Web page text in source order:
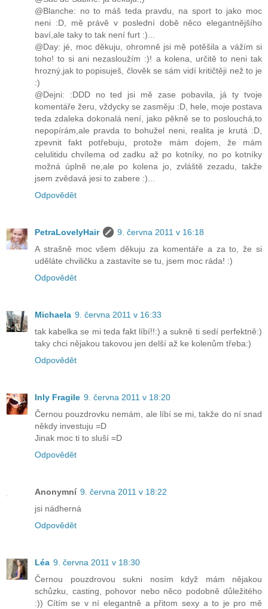
@Blanche: no to máš teda pravdu, na sport to jako moc
neni :D, mě právě v poslední době něco elegantnějšího
baví,ale taky to tak není furt :)...
@Day: jé, moc děkuju, ohromně jsi mě potěšila a vážím si
toho! to si ani nezasloužím :)! a kolena, určitě to neni tak
hrozný,jak to popisuješ, člověk se sám vidí kritičtěji než to je
:)
@Dejni: :DDD no ted jsi mě zase pobavila, já ty tvoje
komentáře žeru, vždycky se zasměju :D, hele, moje postava
teda zdaleka dokonalá není, jako pěkně se to poslouchá,to
nepopírám,ale pravda to bohužel neni, realita je krutá :D,
zpevnit fakt potřebuju, protože mám dojem, že mám
celulitidu chvílema od zadku až po kotníky, no po kotníky
možná úplně ne,ale po kolena jo, zvláště zezadu, takže
jsem zvědavá jesi to zabere :)...
Odpovědět
PetraLovelyHair
9. června 2011 v 16:18
A strašně moc všem děkuju za komentáře a za to, že si
uděláte chviličku a zastavíte se tu, jsem moc ráda! :)
Odpovědět
Michaela 9. června 2011 v 16:33
tak kabelka se mi teda fakt líbí!!:) a sukně ti sedí perfektně:)
taky chci nějakou takovou jen delší až ke kolenům třeba:)
Odpovědět
Inly Fragile 9. června 2011 v 18:20
Černou pouzdrovku nemám, ale líbí se mi, takže do ní snad
někdy investuju =D
Jinak moc ti to sluší =D
Odpovědět
Anonymní 9. června 2011 v 18:22
jsi nádherná
Odpovědět
Léa 9. června 2011 v 18:30
Černou pouzdrovou sukni nosím když mám nějakou
schůzku, casting, pohovor nebo něco podobně důležitého
:)) Cítím se v ní elegantně a přitom sexy a to je pro mě